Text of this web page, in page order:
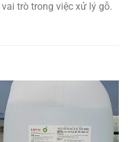
vai trò trong việc xử lý gỗ.